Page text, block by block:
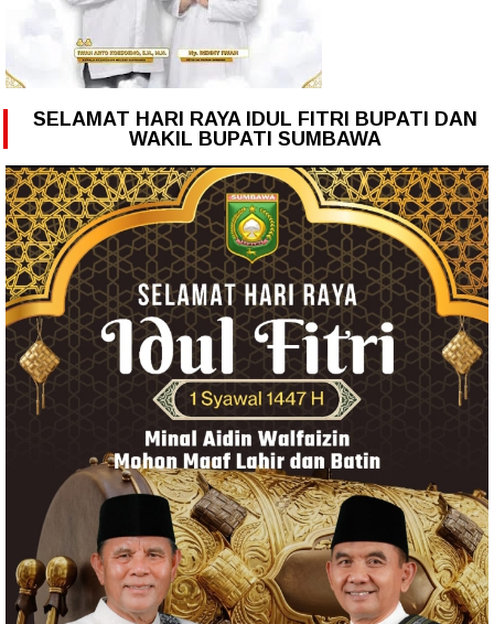
SELAMAT HARI RAYA IDUL FITRI BUPATI DAN
WAKIL BUPATI SUMBAWA